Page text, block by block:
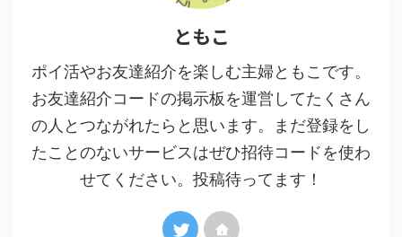
ともこ
ポイ活やお友達紹介を楽しむ主婦ともこです。
お友達紹介コードの掲示板を運営してたくさん
の人とつながれたらと思います。まだ登録をし
たことのないサービスはぜひ招待コードを使わ
せてください。投稿待ってます！